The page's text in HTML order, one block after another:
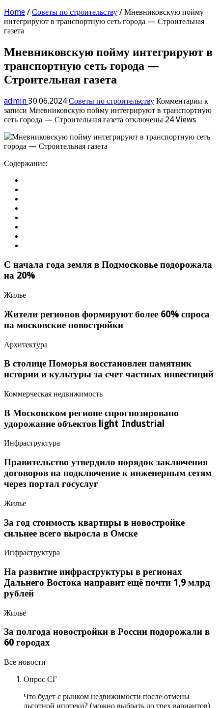
Home / Советы по строительству / Мневниковскую пойму
интегрируют в транспортную сеть города — Строительная
газета
Мневниковскую пойму интегрируют в
транспортную сеть города —
Строительная газета
admin 30.06.2024 Советы по строительству Комментарии к
записи Мневниковскую пойму интегрируют в транспортную
сеть города — Строительная газета отключены 24 Views
Содержание:
С начала года земля в Подмосковье подорожала
на 20%
Жилье
Жители регионов формируют более 60% спроса
на московские новостройки
Архитектура
В столице Поморья восстановлен памятник
истории и культуры за счет частных инвестиций
Коммерческая недвижимость
В Московском регионе спрогнозировано
удорожание объектов light Industrial
Инфраструктура
Правительство утвердило порядок заключения
договоров на подключение к инженерным сетям
через портал госуслуг
Жилье
За год стоимость квартиры в новостройке
сильнее всего выросла в Омске
Инфраструктура
На развитие инфраструктуры в регионах
Дальнего Востока направит ещё почти 1,9 млрд
рублей
Жилье
За полгода новостройки в России подорожали в
60 городах
Все новости
Опрос СГ
Что будет с рынком недвижимости после отмены
льготной ипотеки? (можно выбрать до трех вариантов)